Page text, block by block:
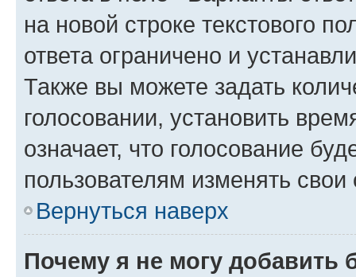
на новой строке текстового
ответа ограничено и
Также вы можете задать
голосовании, установить
означает, что голосование
пользователям изменять свои
Вернуться наверх
Почему я не могу добавить